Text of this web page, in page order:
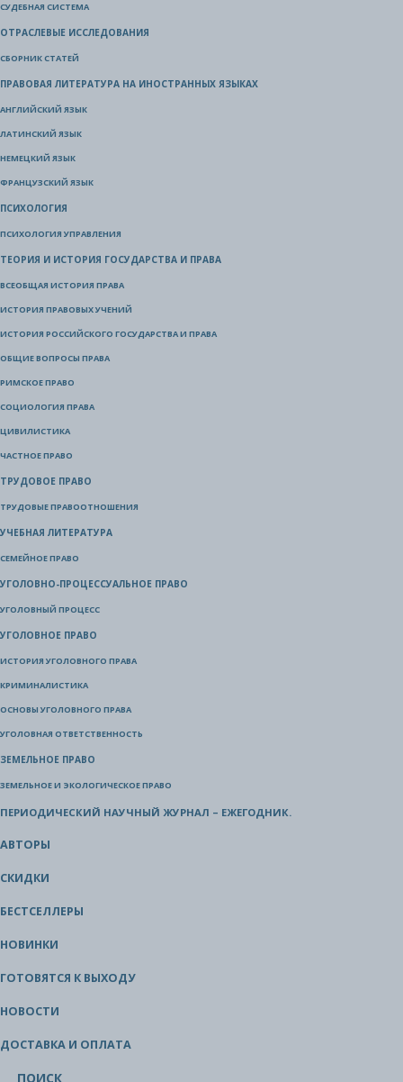
СУДЕБНАЯ СИСТЕМА
ОТРАСЛЕВЫЕ ИССЛЕДОВАНИЯ
СБОРНИК СТАТЕЙ
ПРАВОВАЯ ЛИТЕРАТУРА НА ИНОСТРАННЫХ ЯЗЫКАХ
АНГЛИЙСКИЙ ЯЗЫК
ЛАТИНСКИЙ ЯЗЫК
НЕМЕЦКИЙ ЯЗЫК
ФРАНЦУЗСКИЙ ЯЗЫК
ПСИХОЛОГИЯ
ПСИХОЛОГИЯ УПРАВЛЕНИЯ
ТЕОРИЯ И ИСТОРИЯ ГОСУДАРСТВА И ПРАВА
ВСЕОБЩАЯ ИСТОРИЯ ПРАВА
ИСТОРИЯ ПРАВОВЫХ УЧЕНИЙ
ИСТОРИЯ РОССИЙСКОГО ГОСУДАРСТВА И ПРАВА
ОБЩИЕ ВОПРОСЫ ПРАВА
РИМСКОЕ ПРАВО
СОЦИОЛОГИЯ ПРАВА
ЦИВИЛИСТИКА
ЧАСТНОЕ ПРАВО
ТРУДОВОЕ ПРАВО
ТРУДОВЫЕ ПРАВООТНОШЕНИЯ
УЧЕБНАЯ ЛИТЕРАТУРА
СЕМЕЙНОЕ ПРАВО
УГОЛОВНО-ПРОЦЕССУАЛЬНОЕ ПРАВО
УГОЛОВНЫЙ ПРОЦЕСС
УГОЛОВНОЕ ПРАВО
ИСТОРИЯ УГОЛОВНОГО ПРАВА
КРИМИНАЛИСТИКА
ОСНОВЫ УГОЛОВНОГО ПРАВА
УГОЛОВНАЯ ОТВЕТСТВЕННОСТЬ
ЗЕМЕЛЬНОЕ ПРАВО
ЗЕМЕЛЬНОЕ И ЭКОЛОГИЧЕСКОЕ ПРАВО
ПЕРИОДИЧЕСКИЙ НАУЧНЫЙ ЖУРНАЛ – ЕЖЕГОДНИК.
АВТОРЫ
СКИДКИ
БЕСТСЕЛЛЕРЫ
НОВИНКИ
ГОТОВЯТСЯ К ВЫХОДУ
НОВОСТИ
ДОСТАВКА И ОПЛАТА
ПОИСК